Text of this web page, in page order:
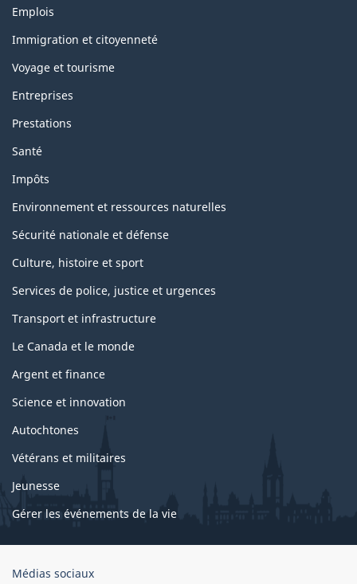
Thèmes
sujets
Emplois
Immigration et citoyenneté
Voyage et tourisme
Entreprises
Prestations
Santé
Impôts
Environnement et ressources naturelles
Sécurité nationale et défense
Culture, histoire et sport
Services de police, justice et urgences
Transport et infrastructure
Le Canada et le monde
Argent et finance
Science et innovation
Autochtones
Vétérans et militaires
Jeunesse
Gérer les événements de la vie
Organisation
Médias sociaux